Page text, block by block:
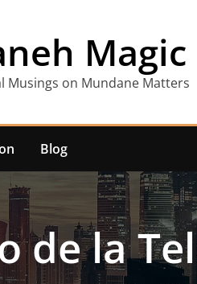
Magic
Musings on Mundane Matters
Blog
de la